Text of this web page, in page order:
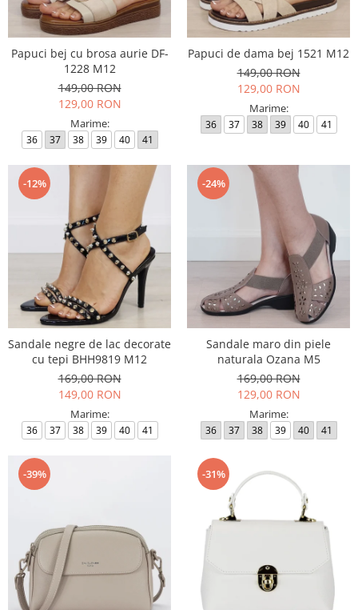
Papuci bej cu brosa aurie DF-
1228 M12
149,00 RON
129,00 RON
Marime:
36 37 38 39 40 41
Papuci de dama bej 1521 M12
149,00 RON
129,00 RON
Marime:
36 37 38 39 40 41
-12%
Sandale negre de lac decorate
cu tepi BHH9819 M12
169,00 RON
149,00 RON
Marime:
36 37 38 39 40 41
-24%
Sandale maro din piele
naturala Ozana M5
169,00 RON
129,00 RON
Marime:
36 37 38 39 40 41
-39% -31%